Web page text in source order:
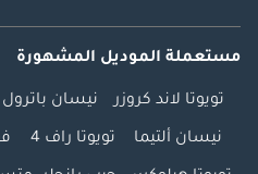
مستعملة الموديل المشهورة
تويوتا لاند كروزر نيسان باترول
نيسان ألتيما تويوتا راف 4